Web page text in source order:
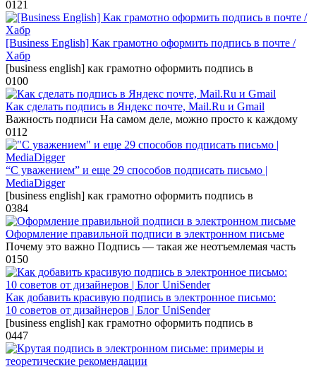
0121
[Business English] Как грамотно оформить подпись в почте /
Хабр
[business english] как грамотно оформить подпись в
0100
Как сделать подпись в Яндекс почте, Mail.Ru и Gmail
Важность подписи На самом деле, можно просто к каждому
0112
“С уважением” и еще 29 способов подписать письмо |
MediaDigger
[business english] как грамотно оформить подпись в
0384
Оформление правильной подписи в электронном письме
Почему это важно Подпись — такая же неотъемлемая часть
0150
Как добавить красивую подпись в электронное письмо:
10 советов от дизайнеров | Блог UniSender
[business english] как грамотно оформить подпись в
0447